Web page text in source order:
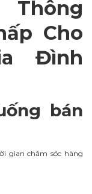
Cho
Đình
bán
gian chăm sóc hàng